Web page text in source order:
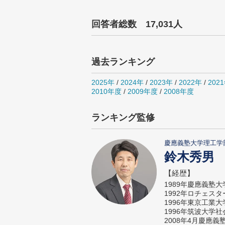
回答者総数 17,031人
過去ランキング
2025年 / 2024年 / 2023年 / 2022年 /
2010年度 / 2009年度 / 2008年度
ランキング監修
慶應義塾大学理工
鈴木秀男
【経歴】
1989年慶應義塾
1992年ロチェス
1996年東京工業
1996年筑波大学
2008年4月慶應義